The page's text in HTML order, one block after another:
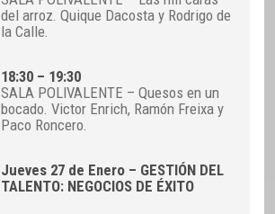
del arroz. Quique Dacosta y Rodrigo de
la Calle.
18:30 – 19:30
SALA POLIVALENTE – Quesos en un
bocado. Victor Enrich, Ramón Freixa y
Paco Roncero.
Jueves 27 de Enero – GESTIÓN DEL
TALENTO: NEGOCIOS DE ÉXITO